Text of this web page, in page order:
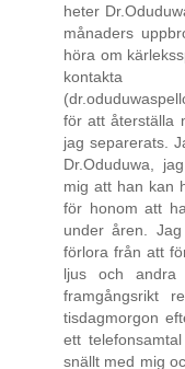
heter
månaders
höra om
kontakta
för att återställa
jag separerats.
Dr.Oduduwa,
mig att han kan
för honom att
under åren.
förlora från att
ljus och andra
framgångsrikt
tisdagmorgon
ett
snällt med mig